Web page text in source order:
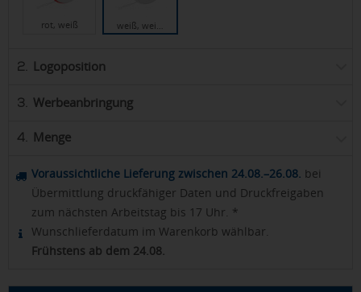
rot, weiß weiß, wei…
2. Logoposition
3. Werbeanbringung
4. Menge
Voraussichtliche Lieferung zwischen 24.08.–26.08. bei
Übermittlung druckfähiger Daten und Druckfreigaben
zum nächsten Arbeitstag bis 17 Uhr. *
Wunschlieferdatum im Warenkorb wählbar.
Frühstens ab dem 24.08.